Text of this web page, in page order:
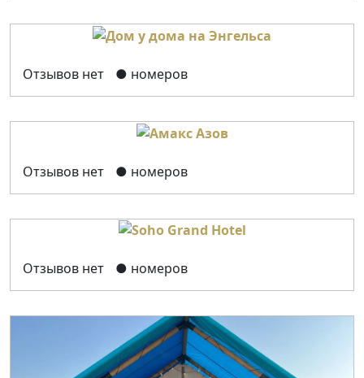
Отзывов нет ● номеров
Отзывов нет ● номеров
Отзывов нет ● номеров